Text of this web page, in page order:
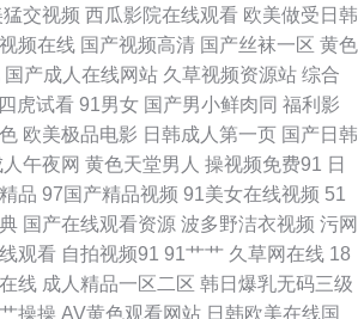
亚洲福利导航在线看 日本小网站一区二E 韩国日
91偷拍网1111 伊人大香蕉wwww 人妖射精江编
91网页官网页 91巨炮免费福利 中韩日干逼视频 午
激情网 久久精产品 东方日本不卡一区二区 日韩无
久草福利免费 国产福利AV在线 91偷拍网123 69福
猛交视频 西瓜影院在线观看 欧美做受日韩
频在线 国产视频高清 国产丝袜一区 黄色
国产成人在线网站 久草视频资源站 综合
四虎试看 91男女 国产男小鲜肉同 福利影
欧美极品电影 日韩成人第一页 国产日韩
人午夜网 黄色天堂男人 操视频免费91 日
品 97国产精品视频 91美女在线视频 51
国产在线观看资源 波多野洁衣视频 污网
观看 自拍视频91 91艹艹 久草网在线 18
线 成人精品一区二区 韩日爆乳无码三级
操操 AV黄色观看网站 日韩欧美在线国